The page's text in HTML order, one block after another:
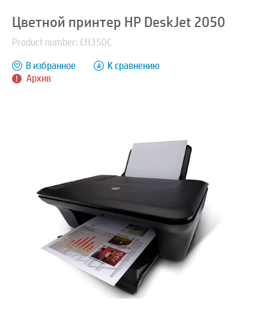
Цветной принтер HP DeskJet 2050
Product number: CH350C
Архив
В избранное К сравнению